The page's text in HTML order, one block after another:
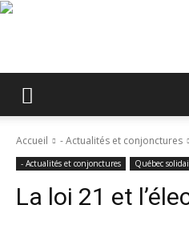
Accueil - Actualités et conjonctures
- Actualités et conjonctures Québec
La loi 21 et